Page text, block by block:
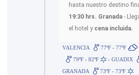
hasta nuestro destino
19:30 hrs. Granada -
el hotel y cena incluida.
VALENCIA 77ºF - 77ºF
79ºF - 82ºF
- GUADIX
GRANADA
73ºF - 73ºF